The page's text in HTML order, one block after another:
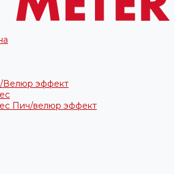
Велюр эффект
Пич/велюр эффект